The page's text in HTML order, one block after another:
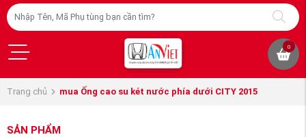
0
Trang chủ mua Ống cao su két nước phía dưới CITY 2015
SẢN PHẨM